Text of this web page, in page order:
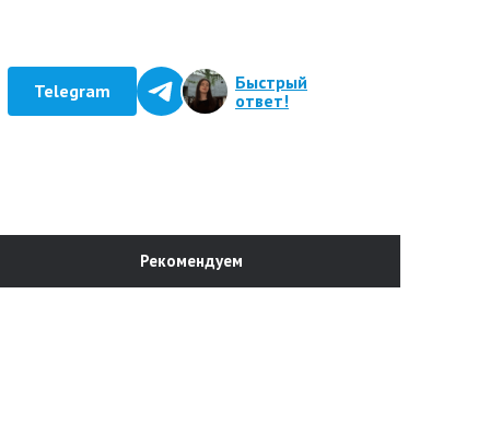
Telegram
Быстрый
ответ!
Рекомендуем